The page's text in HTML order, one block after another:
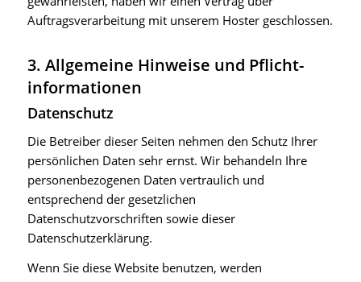
Auftragsverarbeitung mit unserem Hoster geschlossen.
3. Allgemeine Hinweise und Pflicht­
informationen
Datenschutz
Die Betreiber dieser Seiten nehmen den Schutz Ihrer
persönlichen Daten sehr ernst. Wir behandeln Ihre
personenbezogenen Daten vertraulich und
entsprechend der gesetzlichen
Datenschutzvorschriften sowie dieser
Datenschutzerklärung.
Wenn Sie diese Website benutzen, werden